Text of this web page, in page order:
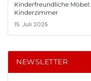
Kinderfreundliche
Kinderzimmer
15. Juli 2025
NEWSLETTER